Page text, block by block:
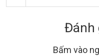
Đánh
Bấm vào